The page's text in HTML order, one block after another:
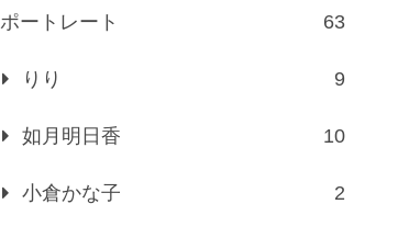
ポートレート 63
りり 9
如月明日香 10
小倉かな子 2